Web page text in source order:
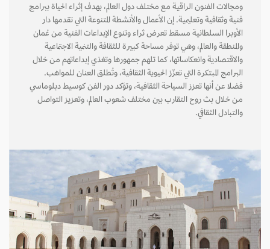
ومجالات الفنون الراقية مع مختلف دول العالم، بهدف إثراء الحياة ببرامج
فنية وثقافية وتعليمية. إن الأعمال والأنشطة المتنوعة التي تقدمها دار
الأوبرا السلطانية مسقط تعرض ثراء وتنوع الإبداعات الفنية من عُمان
والمنطقة والعالم، وهي توفر مساحة كبيرة للثقافة والتنمية الاجتماعية
والاقتصادية وانعكاساتها، كما تلهم جمهورها وتغذي إبداعاتهم من خلال
البرامج المبتكرة التي تعزّز الحيوية الثقافية، وتُطلق العنان للمواهب.
فضلا عن أنها تعزز السياحة الثقافية، وتؤكد دور الفن كوسيط دبلوماسي
من خلال بث روح التقارب بين مختلف شعوب العالم، وتعزيز التواصل
والتبادل الثقافي.